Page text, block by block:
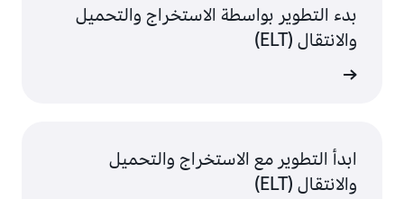
بدء التطوير بواسطة الاستخراج والتحميل
والانتقال (ELT)
ابدأ التطوير مع الاستخراج والتحميل
والانتقال (ELT)